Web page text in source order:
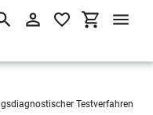
SuchenEinloggen
Testverfahren